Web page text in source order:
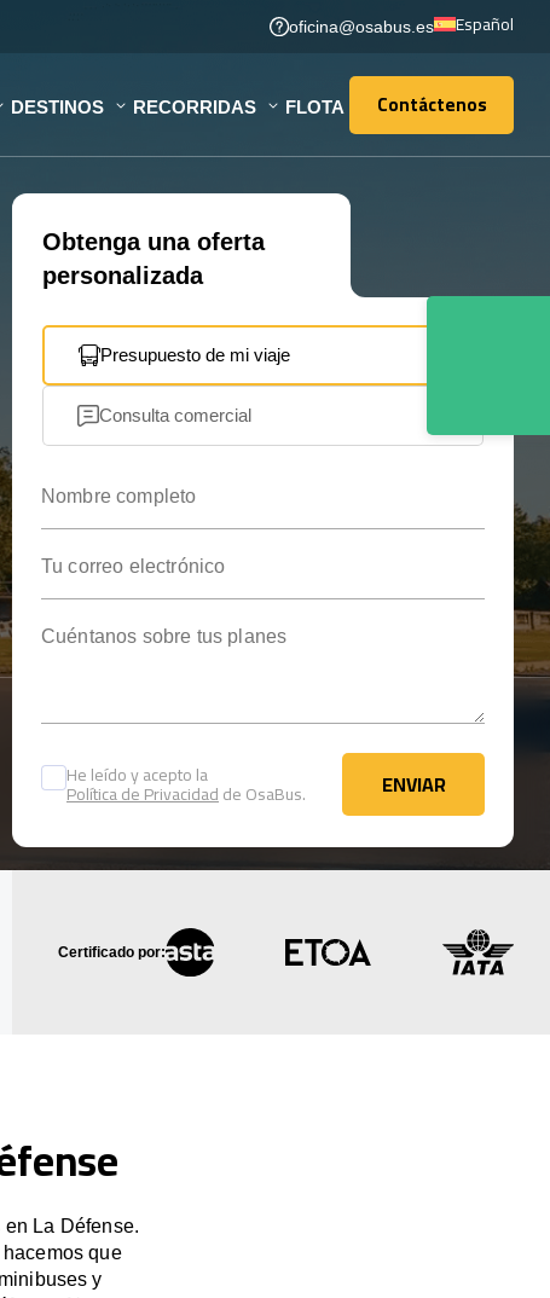
oficina@osabus.es Español
DESTINOS RECORRIDAS FLOTA Contáctenos
Contáctenos
Obtenga una oferta
personalizada
Presupuesto de mi viaje
Consulta comercial
He leído y acepto la
Política de Privacidadde OsaBus. ENVIAR
ENVIAR
Certificado por:
La Défense.
que
y